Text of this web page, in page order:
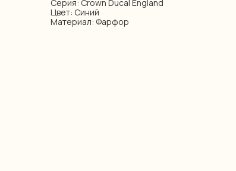
Серия: Crown Ducal England
Цвет: Синий
Материал: Фарфор